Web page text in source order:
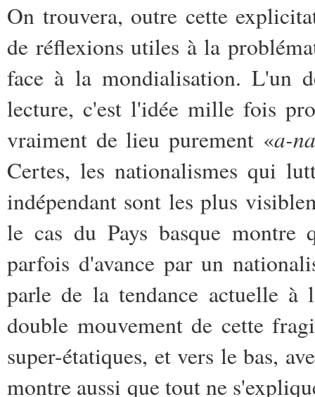
On trouvera, outre cette
de réflexions utiles à la
face à la mondialisation. L'un
lecture, c'est l'idée mille fois
vraiment de lieu purement «a-
Certes, les nationalismes qui
indépendant sont les plus
le cas du Pays basque
parfois d'avance par un
parle de la tendance actuelle
double mouvement de cette
super-étatiques, et vers le bas,
montre aussi que tout ne